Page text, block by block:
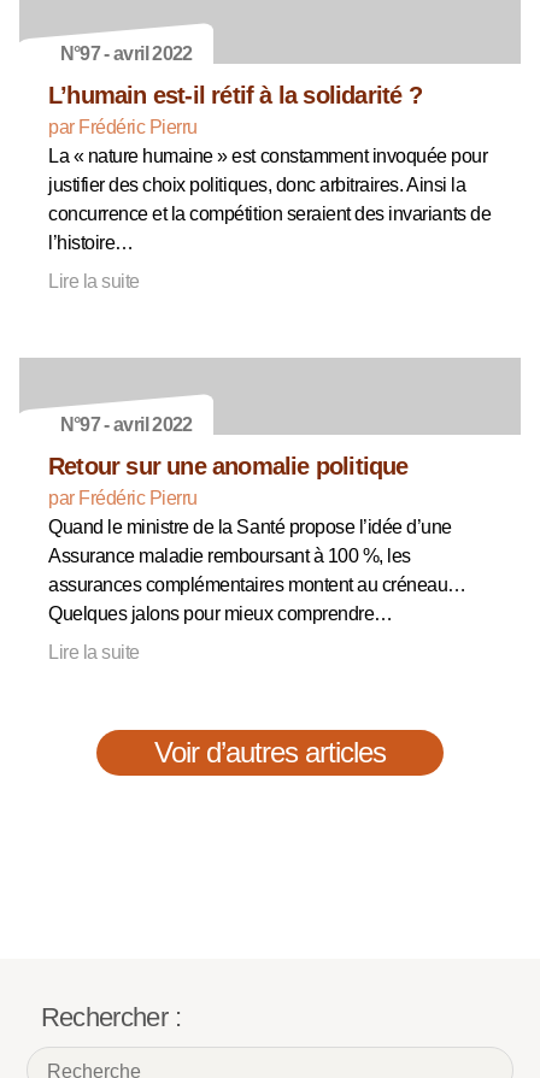
N°97 - avril 2022
L’humain est-il rétif à la solidarité ?
par Frédéric Pierru
La « nature humaine » est constamment invoquée pour
justifier des choix politiques, donc arbitraires. Ainsi la
concurrence et la compétition seraient des invariants de
l’histoire…
Lire la suite
N°97 - avril 2022
Retour sur une anomalie politique
par Frédéric Pierru
Quand le ministre de la Santé propose l’idée d’une
Assurance maladie remboursant à 100 %, les
assurances complémentaires montent au créneau…
Quelques jalons pour mieux comprendre…
Lire la suite
Voir d’autres articles
Rechercher :